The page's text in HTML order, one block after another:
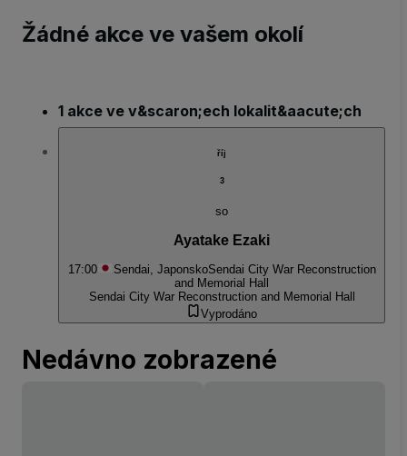
Žádné akce ve vašem okolí
1 akce ve v&scaron;ech lokalit&aacute;ch
říj
3
so
Ayatake Ezaki
17:00 Sendai, JaponskoSendai City War Reconstruction
and Memorial Hall
Sendai City War Reconstruction and Memorial Hall
Vyprodáno
Nedávno zobrazené